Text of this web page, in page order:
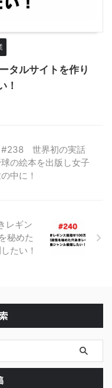
タルサイトを作り
！
#238 世界初の実話
の絵本を出版し女子
中に！
レギン
秘めた
たい！